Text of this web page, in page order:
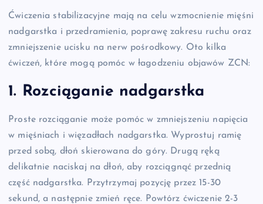
Ćwiczenia stabilizacyjne mają na celu wzmocnienie mięśni
nadgarstka i przedramienia, poprawę zakresu ruchu oraz
zmniejszenie ucisku na nerw pośrodkowy. Oto kilka
ćwiczeń, które mogą pomóc w łagodzeniu objawów ZCN:
1. Rozciąganie nadgarstka
Proste rozciąganie może pomóc w zmniejszeniu napięcia
w mięśniach i więzadłach nadgarstka. Wyprostuj ramię
przed sobą, dłoń skierowana do góry. Drugą ręką
delikatnie naciskaj na dłoń, aby rozciągnąć przednią
część nadgarstka. Przytrzymaj pozycję przez 15-30
sekund, a następnie zmień ręce. Powtórz ćwiczenie 2-3